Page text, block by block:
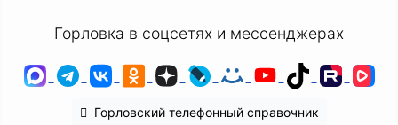
Горловка в соцсетях и мессенджерах
MAXTelegram
ВКонтакте
Одноклассники
ДзенLiveJournal
Мой Мир
YouTube
TikTok
Горловский телефонный справочник